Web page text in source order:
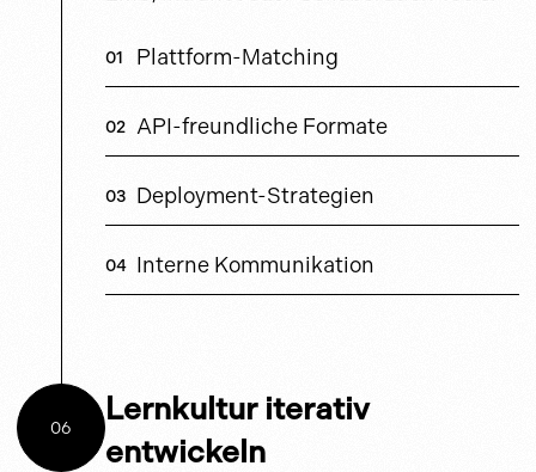
Plattform-Matching
API-freundliche Formate
Deployment-Strategien
Interne Kommunikation
06
Lernkultur iterativ
entwickeln